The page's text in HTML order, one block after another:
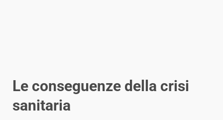
Le conseguenze della crisi
sanitaria